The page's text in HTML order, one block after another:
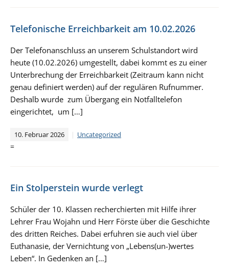
Telefonische Erreichbarkeit am 10.02.2026
Der Telefonanschluss an unserem Schulstandort wird
heute (10.02.2026) umgestellt, dabei kommt es zu einer
Unterbrechung der Erreichbarkeit (Zeitraum kann nicht
genau definiert werden) auf der regulären Rufnummer.
Deshalb wurde zum Übergang ein Notfalltelefon
eingerichtet, um […]
10. Februar 2026 Uncategorized
=
Ein Stolperstein wurde verlegt
Schüler der 10. Klassen recherchierten mit Hilfe ihrer
Lehrer Frau Wojahn und Herr Förste über die Geschichte
des dritten Reiches. Dabei erfuhren sie auch viel über
Euthanasie, der Vernichtung von „Lebens(un-)wertes
Leben“. In Gedenken an […]